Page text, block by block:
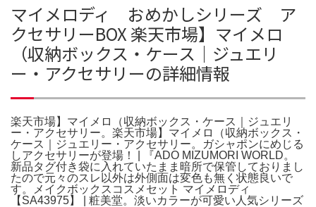
マイメロディ おめかしシリーズ ア
クセサリーBOX 楽天市場】マイメロ
（収納ボックス・ケース｜ジュエリ
ー・アクセサリーの詳細情報
楽天市場】マイメロ（収納ボックス・ケース｜ジュエリ
ー・アクセサリー。楽天市場】マイメロ（収納ボックス・
ケース｜ジュエリー・アクセサリー。ガシャポンにめじる
しアクセサリーが登場！ | 『ADO MIZUMORI WORLD。
新品タグ付き袋に入れていたまま暗所で保管しておりまし
たので元々のスレ以外は外側面は変色も無く状態良いで
す。メイクボックスコスメセット マイメロディ
【SA43975】 | 粧美堂。淡いカラーが可愛い人気シリーズ